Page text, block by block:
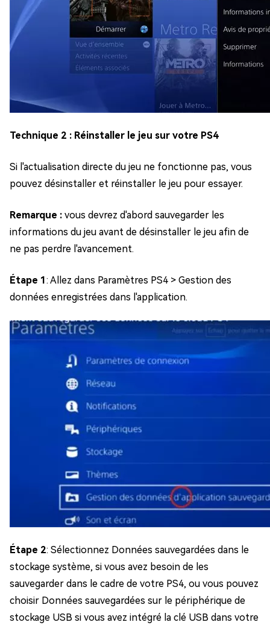
Technique 2 : Réinstaller le jeu sur votre PS4
Si l'actualisation directe du jeu ne fonctionne pas, vous
pouvez désinstaller et réinstaller le jeu pour essayer.
Remarque : vous devrez d'abord sauvegarder les
informations du jeu avant de désinstaller le jeu afin de
ne pas perdre l'avancement.
Étape 1: Allez dans Paramètres PS4 > Gestion des
données enregistrées dans l'application.
Étape 2: Sélectionnez Données sauvegardées dans le
stockage système, si vous avez besoin de les
sauvegarder dans le cadre de votre PS4, ou vous pouvez
choisir Données sauvegardées sur le périphérique de
stockage USB si vous avez intégré la clé USB dans votre